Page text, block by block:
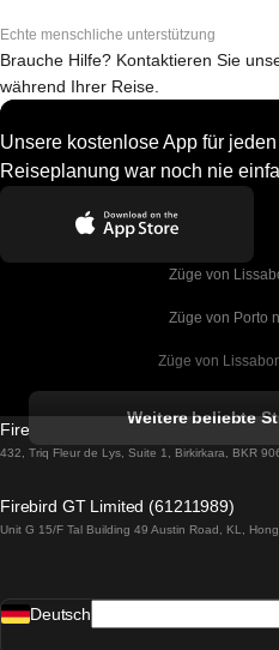
Echte menschliche unterstützung
Brauche Hilfe? Kontaktieren Sie
während Ihrer Reise.
Unsere kostenlose App für
Reiseplanung war noch nie
Züge von
Züge von Porto
Züge von
Züge von
Züge von
Weitere beliebte
Firebird GT Limited (OC 1451)
432, Triq Fleur de Lys, Suite 1, Birkirkara, BKR
Firebird GT Limited (61211989)
Unit G 15/F Tal Building 49 Austin Road, KL,
Deutsch